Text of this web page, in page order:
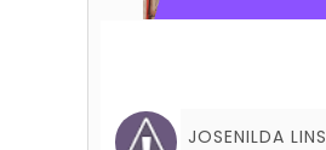
JOSENILDA LINS